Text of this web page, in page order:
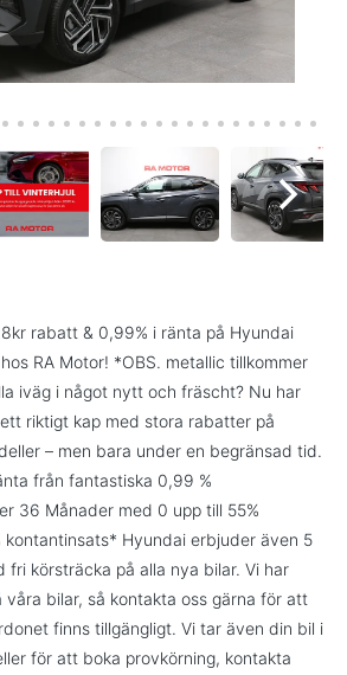
rabatt & 0,99% i ränta på Hyundai
RA Motor! *OBS. metallic tillkommer
iväg i något nytt och fräscht? Nu har
riktigt kap med stora rabatter på
– men bara under en begränsad tid.
från fantastiska 0,99 %
36 Månader med 0 upp till 55%
kontantinsats* Hyundai erbjuder även 5
fri körsträcka på alla nya bilar. Vi har
våra bilar, så kontakta oss gärna för att
finns tillgängligt. Vi tar även din bil i
för att boka provkörning, kontakta